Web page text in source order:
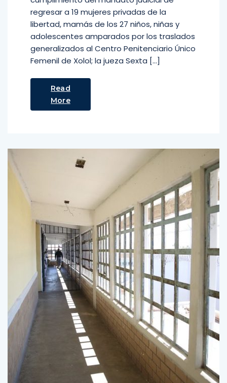
regresar a 19 mujeres privadas de la
libertad, mamás de los 27 niños, niñas y
adolescentes amparados por los traslados
generalizados al Centro Penitenciario Único
Femenil de Xolol; la jueza Sexta […]
Read
More